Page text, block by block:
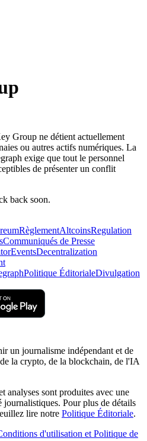
Group ne détient actuellement
ou autres actifs numériques. La
exige que tout le personnel
de présenter un conflit
back soon.
RèglementAltcoinsRegulation
Communiqués de Presse
EventsDecentralization
Politique ÉditorialeDivulgation
un journalisme indépendant et de
la crypto, de la blockchain, de l'IA
analyses sont produites avec une
journalistiques. Pour plus de détails
lire notre Politique Éditoriale.
d'utilisation et Politique de